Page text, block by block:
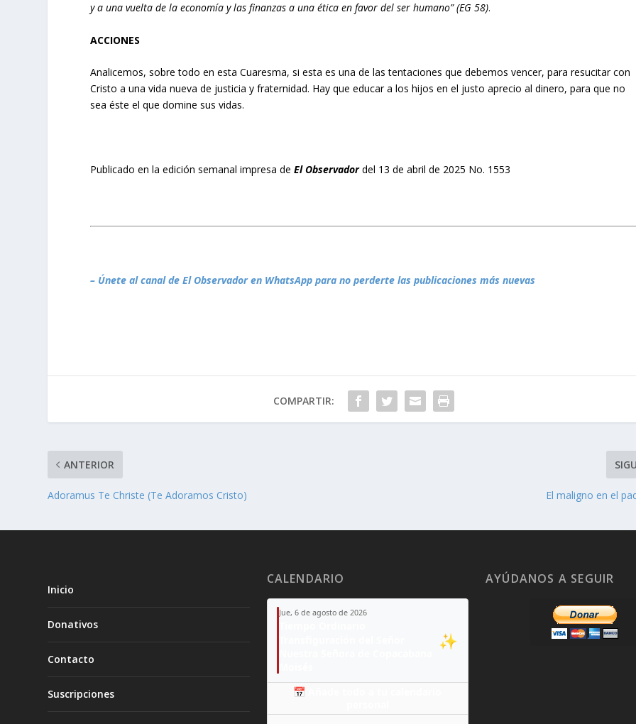
y a una vuelta de la economía y las finanzas a una ética en favor del ser humano” (EG 58).
ACCIONES
Analicemos, sobre todo en esta Cuaresma, si esta es una de las tentaciones que debemos vencer, para resucitar con
Cristo a una vida nueva de justicia y fraternidad. Hay que educar a los hijos en el justo aprecio al dinero, para que no
sea éste el que domine sus vidas.
Publicado en la edición semanal impresa deEl Observadordel 13 de abril de 2025 No. 1553
– Únete al canal de El Observador en WhatsApp para no perderte las publicaciones más nuevas
COMPARTIR:
ANTERIOR
Adoramus Te Christe (Te Adoramos Cristo) El maligno en el
Inicio
Donativos
Contacto
Suscripciones
CALENDARIO
Jue, 6 de agosto de 2026
✨
📅 Añade todo a tu calendario
AYÚDANOS A SEGUIR